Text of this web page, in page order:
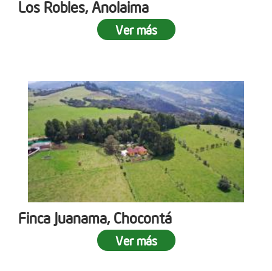
Los Robles, Anolaima
Ver más
Finca Juanama, Chocontá
Ver más